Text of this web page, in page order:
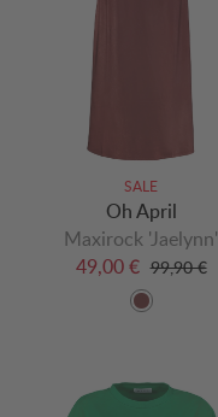
SALE
Oh April
Maxirock 'Jaelynn'
49,00 € 99,90 €